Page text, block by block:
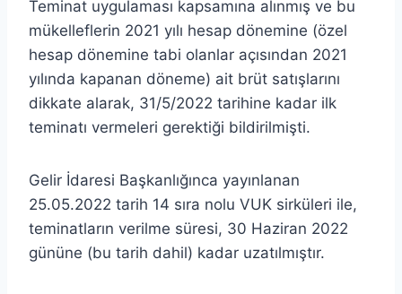
Teminat uygulaması kapsamına alınmış ve bu
mükelleflerin 2021 yılı hesap dönemine (özel
hesap dönemine tabi olanlar açısından 2021
yılında kapanan döneme) ait brüt satışlarını
dikkate alarak, 31/5/2022 tarihine kadar ilk
teminatı vermeleri gerektiği bildirilmişti.
Gelir İdaresi Başkanlığınca yayınlanan
25.05.2022 tarih 14 sıra nolu VUK sirküleri ile,
teminatların verilme süresi, 30 Haziran 2022
gününe (bu tarih dahil) kadar uzatılmıştır.